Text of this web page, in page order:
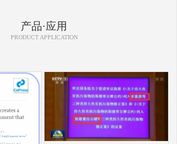
产品·应用
PRODUCT APPLICATION